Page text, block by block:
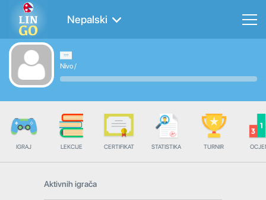
Nepalski
Nivo/
IGRAJ LEKCIJE CERTIFIKAT STATISTIKA TURNIR
Aktivnih igrača